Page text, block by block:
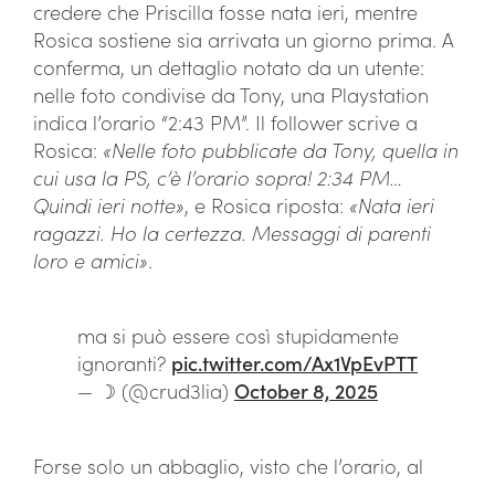
credere che Priscilla fosse nata ieri, mentre
Rosica sostiene sia arrivata un giorno prima. A
conferma, un dettaglio notato da un utente:
nelle foto condivise da Tony, una Playstation
indica l’orario “2:43 PM”. Il follower scrive a
Rosica: «Nelle foto pubblicate da Tony, quella in
cui usa la PS, c’è l’orario sopra! 2:34 PM…
Quindi ieri notte», e Rosica riposta: «Nata ieri
ragazzi. Ho la certezza. Messaggi di parenti
loro e amici».
ma si può essere così stupidamente
ignoranti? pic.twitter.com/Ax1VpEvPTT
— ☽ (@crud3lia) October 8, 2025
Forse solo un abbaglio, visto che l’orario, al